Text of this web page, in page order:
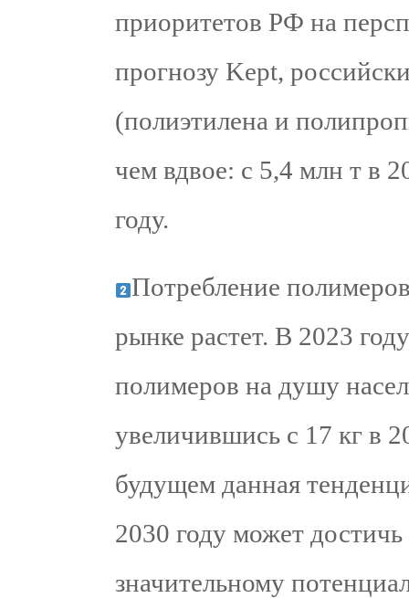
приоритетов РФ на
прогнозу Kept,
(полиэтилена и
чем вдвое: с 5,4 млн т в
году.
Потребление
рынке растет. В 2023
полимеров на душу
увеличившись с 17 кг в
будущем данная
2030 году может достичь
значительному